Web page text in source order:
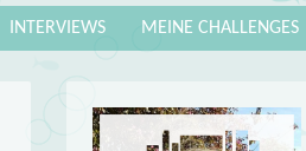
MEINE CHALLENGES
INTERVIEWS